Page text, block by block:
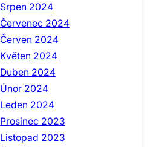
Srpen 2024
Červenec 2024
Červen 2024
Květen 2024
Duben 2024
Únor 2024
Leden 2024
Prosinec 2023
Listopad 2023